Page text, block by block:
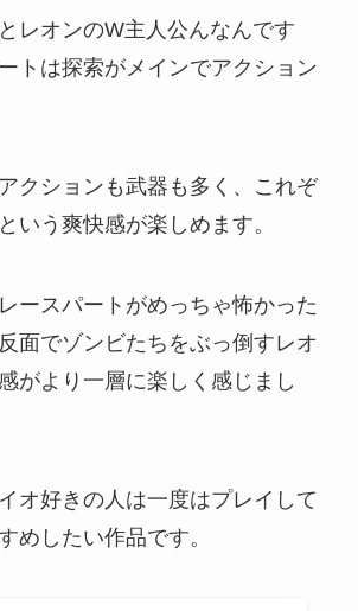
レオンのW主人公んなんです
トは探索がメインでアクション
クションも武器も多く、これぞ
いう爽快感が楽しめます。
ースパートがめっちゃ怖かった
面でゾンビたちをぶっ倒すレオ
がより一層に楽しく感じまし
オ好きの人は一度はプレイして
めしたい作品です。